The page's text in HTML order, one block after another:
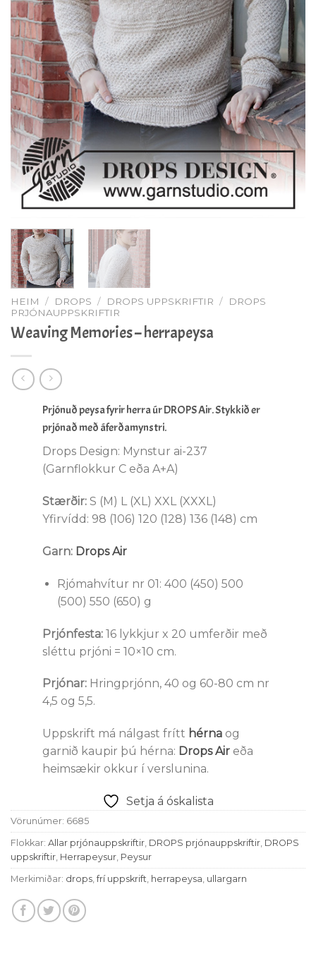
HEIM / DROPS / DROPS UPPSKRIFTIR /
DROPS
PRJÓNAUPPSKRIFTIR
Weaving Memories – herrapeysa
Prjónuð peysa fyrir herra úr DROPS Air. Stykkið er
prjónað með áferðamynstri.
Drops Design: Mynstur ai-237
(Garnflokkur C eða A+A)
Stærðir: S (M) L (XL) XXL (XXXL)
Yfirvídd: 98 (106) 120 (128) 136 (148) cm
Garn: Drops Air
Rjómahvítur nr 01: 400 (450) 500
(500) 550 (650) g
Prjónfesta: 16 lykkjur x 20 umferðir með
sléttu prjóni = 10×10 cm.
Prjónar: Hringprjónn, 40 og 60-80 cm nr
4,5 og 5,5.
Uppskrift má nálgast frítt hérna og
garnið kaupir þú hérna: Drops Air eða
heimsækir okkur í verslunina.
Setja á óskalista
Vörunúmer: 6685
Flokkar: Allar prjónauppskriftir DROPS prjónauppskriftir DROPS
uppskriftir Herrapeysur Peysur
Merkimiðar: drops frí uppskrift herrapeysa ullargarn